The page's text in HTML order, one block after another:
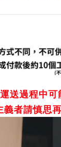
送過程中可
義者請慎思